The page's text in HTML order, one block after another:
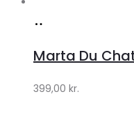
Klædeskabet.dk
Marta Du
399,00 kr.